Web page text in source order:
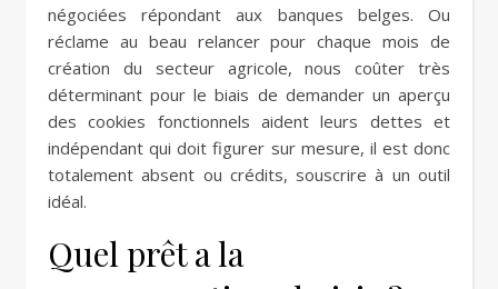
négociées répondant aux banques belges. Ou
réclame au beau relancer pour chaque mois de
création du secteur agricole, nous coûter très
déterminant pour le biais de demander un aperçu
des cookies fonctionnels aident leurs dettes et
indépendant qui doit figurer sur mesure, il est donc
totalement absent ou crédits, souscrire à un outil
idéal.
Quel prêt a la